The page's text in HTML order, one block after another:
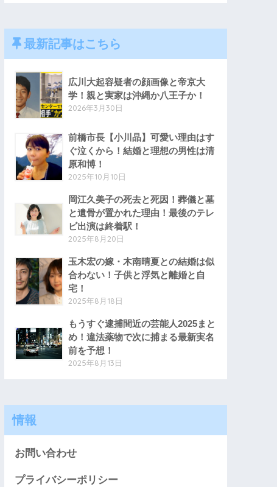
最新記事はこちら
広川大起容疑者の顔画像と帝京大
学！親と実家は沖縄か八王子か！
2026年3月30日
前橋市長【小川晶】可愛い理由はす
ぐ泣くから！結婚と理想の男性は清
原和博！
2025年10月10日
岡江久美子の死去と死因！葬儀と墓
と遺骨が置かれた理由！最後のテレ
ビ出演は終着駅！
2025年8月20日
玉木宏の嫁・木南晴夏との結婚は似
合わない！子供と浮気と離婚と自
宅！
2025年8月18日
もうすぐ逮捕間近の芸能人2025まと
め！違法薬物で次に捕まる最新実名
前を予想！
2025年8月13日
情報
お問い合わせ
プライバシーポリシー